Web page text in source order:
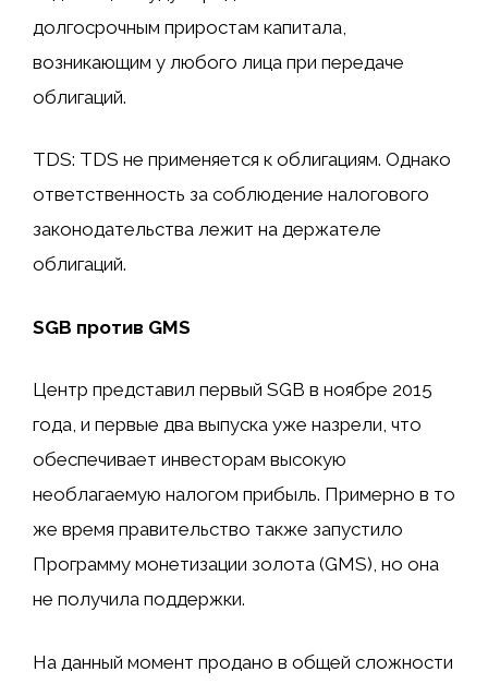
долгосрочным приростам капитала,
возникающим у любого лица при передаче
облигаций.
TDS: TDS не применяется к облигациям. Однако
ответственность за соблюдение налогового
законодательства лежит на держателе
облигаций.
SGB ​​против GMS
Центр представил первый SGB в ноябре 2015
года, и первые два выпуска уже назрели, что
обеспечивает инвесторам высокую
необлагаемую налогом прибыль. Примерно в то
же время правительство также запустило
Программу монетизации золота (GMS), но она
не получила поддержки.
На данный момент продано в общей сложности